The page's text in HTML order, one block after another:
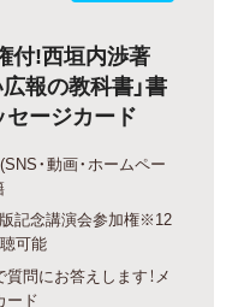
付!西垣内渉著
報の教科書」書
ージカード
・動画・ホームペー
記念講演会参加権※12
可能
問にお答えします！メ
ード